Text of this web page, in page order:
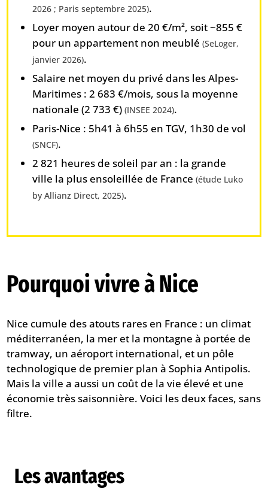
2026 ; Paris septembre 2025).
Loyer moyen autour de 20 €/m², soit ~855 €
pour un appartement non meublé(SeLoger,
janvier 2026).
Salaire net moyen du privé dans les Alpes-
Maritimes : 2 683 €/mois, sous la moyenne
nationale (2 733 €)(INSEE 2024).
Paris-Nice : 5h41 à 6h55 en TGV, 1h30 de vol
(SNCF).
2 821 heures de soleil par an : la grande
ville la plus ensoleillée de France(étude Luko
by Allianz Direct, 2025).
Pourquoi vivre à Nice
Nice cumule des atouts rares en France : un climat
méditerranéen, la mer et la montagne à portée de
tramway, un aéroport international, et un pôle
technologique de premier plan à Sophia Antipolis.
Mais la ville a aussi un coût de la vie élevé et une
économie très saisonnière. Voici les deux faces, sans
filtre.
Les avantages